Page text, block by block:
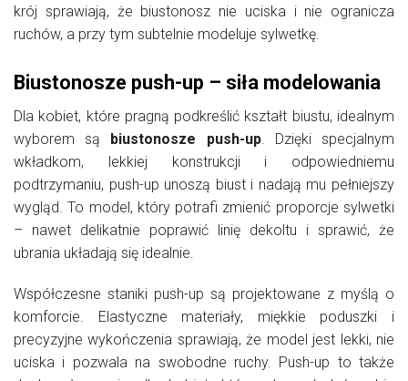
krój sprawiają, że biustonosz nie uciska i nie ogranicza
ruchów, a przy tym subtelnie modeluje sylwetkę.
Biustonosze push-up – siła modelowania
Dla kobiet, które pragną podkreślić kształt biustu, idealnym
wyborem są
biustonosze push-up. Dzięki specjalnym
wkładkom, lekkiej konstrukcji i odpowiedniemu
podtrzymaniu, push-up unoszą biust i nadają mu pełniejszy
wygląd. To model, który potrafi zmienić proporcje sylwetki
– nawet delikatnie poprawić linię dekoltu i sprawić, że
ubrania układają się idealnie.
Współczesne staniki push-up są projektowane z myślą o
komforcie. Elastyczne materiały, miękkie poduszki i
precyzyjne wykończenia sprawiają, że model jest lekki, nie
uciska i pozwala na swobodne ruchy. Push-up to także